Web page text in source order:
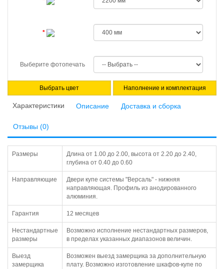
Выберите фотопечать
Выбрать цвет Наполнение и комплектация
Характеристики Описание Доставка и сборка
Отзывы (0)
Размеры
Длина от 1.00 до 2.00, высота от 2.20 до 2.40,
глубина от 0.40 до 0.60
Направляющие
Двери купе системы "Версаль" - нижняя
направляющая. Профиль из анодированного
алюминия.
Гарантия 12 месяцев
Нестандартные
размеры
Возможно исполнение нестандартных размеров,
в пределах указанных диапазонов величин.
Выезд
замерщика
Возможен выезд замерщика за дополнительную
плату. Возможно изготовление шкафов-купе по